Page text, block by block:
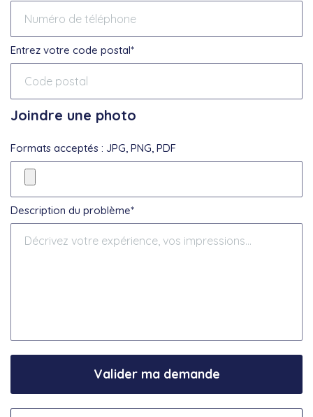
Entrez votre code postal*
Joindre une photo
Formats acceptés : JPG, PNG, PDF
Description du problème*
Valider ma demande